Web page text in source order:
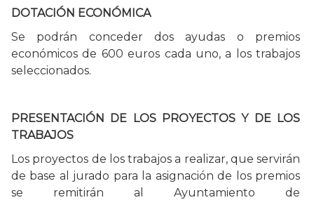
DOTACIÓN ECONÓMICA
Se podrán conceder dos ayudas o premios
económicos de 600 euros cada uno, a los trabajos
seleccionados.
PRESENTACIÓN DE LOS PROYECTOS Y DE LOS
TRABAJOS
Los proyectos de los trabajos a realizar, que servirán
de base al jurado para la asignación de los premios
se remitirán al Ayuntamiento de